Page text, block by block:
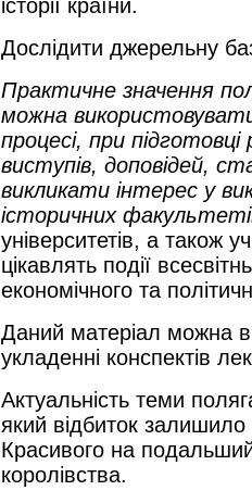
історії країни.
Дослідити джерельну
Практичне значення
можна
процесі, при підготовці
виступів, доповідей,
викликати інтерес у
історичних
університетів, а також
цікавлять події
економічного та
Даний матеріал можна
укладенні конспектів
Актуальність теми
який відбиток залишило
Красивого на
королівства.